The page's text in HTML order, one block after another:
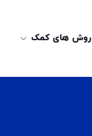
روش های کمک